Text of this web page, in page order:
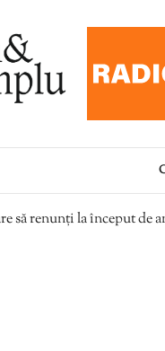
să renunți la început